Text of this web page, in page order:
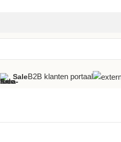
SaleB2B klanten portaal